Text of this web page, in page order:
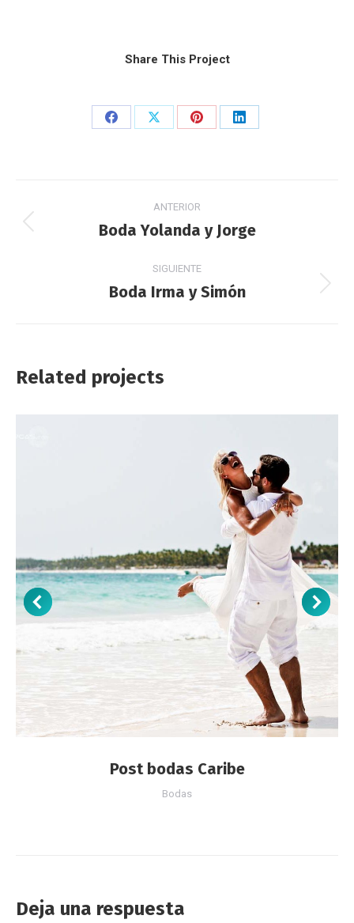
Share This Project
Share
Share
Share
Share
Navegación
entre
ANTERIOR
Proyecto
anterior
Boda Yolanda y Jorge
SIGUIENTE
Proyecto
siguiente
Boda Irma y Simón
Related projects
Post bodas Caribe
Bodas
Deja una respuesta